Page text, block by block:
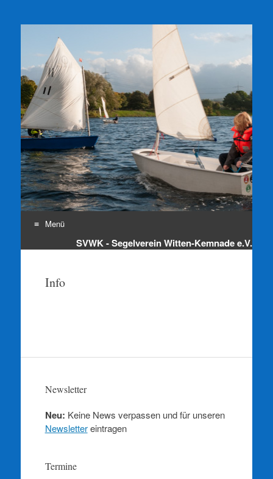
SVWK e.V.
Segelverein Witten-Kemnade e.V.
Menü
Zum
SVWK - Segelverein Witten-Kemnade e.V.
Info
Newsletter
Neu: Keine News verpassen und für unseren
Newslettereintragen
Termine